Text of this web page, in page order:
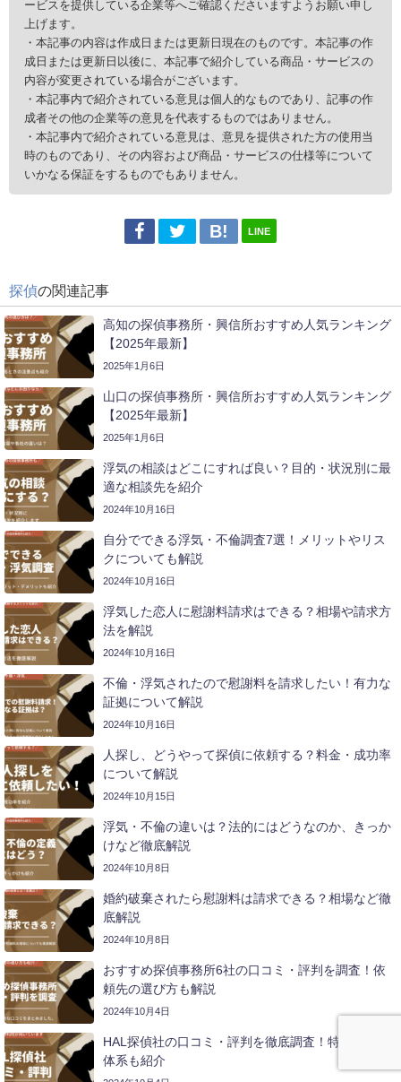
ービスを提供している企業等へご確認くださいますようお願い申し
上げます。
・本記事の内容は作成日または更新日現在のものです。本記事の作
成日または更新日以後に、本記事で紹介している商品・サービスの
内容が変更されている場合がございます。
・本記事内で紹介されている意見は個人的なものであり、記事の作
成者その他の企業等の意見を代表するものではありません。
・本記事内で紹介されている意見は、意見を提供された方の使用当
時のものであり、その内容および商品・サービスの仕様等について
いかなる保証をするものでもありません。
LINE
探偵の関連記事
高知の探偵事務所・興信所おすすめ人気ランキング
【2025年最新】
2025年1月6日
山口の探偵事務所・興信所おすすめ人気ランキング
【2025年最新】
2025年1月6日
浮気の相談はどこにすれば良い？目的・状況別に最
適な相談先を紹介
2024年10月16日
自分でできる浮気・不倫調査7選！メリットやリス
クについても解説
2024年10月16日
浮気した恋人に慰謝料請求はできる？相場や請求方
法を解説
2024年10月16日
不倫・浮気されたので慰謝料を請求したい！有力な
証拠について解説
2024年10月16日
人探し、どうやって探偵に依頼する？料金・成功率
について解説
2024年10月15日
浮気・不倫の違いは？法的にはどうなのか、きっか
けなど徹底解説
2024年10月8日
婚約破棄されたら慰謝料は請求できる？相場など徹
底解説
2024年10月8日
おすすめ探偵事務所6社の口コミ・評判を調査！依
頼先の選び方も解説
2024年10月4日
HAL探偵社の口コミ・評判を徹底調査！特徴や料金
体系も紹介